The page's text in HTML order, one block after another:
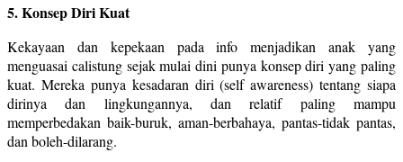
5. Konsep Diri Kuat
Kekayaan dan kepekaan pada info menjadikan anak yang
menguasai calistung sejak mulai dini punya konsep diri yang paling
kuat. Mereka punya kesadaran diri (self awareness) tentang siapa
dirinya dan lingkungannya, dan relatif paling mampu
memperbedakan baik-buruk, aman-berbahaya, pantas-tidak pantas,
dan boleh-dilarang.